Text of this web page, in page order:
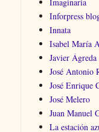
Inforpress
Innata
Isabel María
Javier Ágreda
José Antonio
José Enrique
José Melero
Juan Manuel
La estación